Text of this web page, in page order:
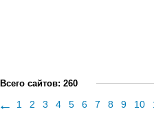
Всего сайтов: 260
← 1 2 3 4 5 6 7 8 9 10